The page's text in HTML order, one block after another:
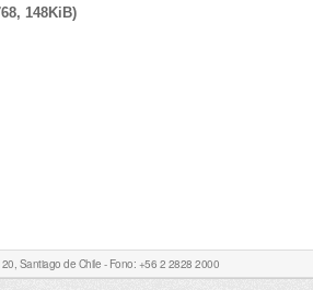
148KiB)
Santiago de Chile - Fono: +56 2 2828 2000